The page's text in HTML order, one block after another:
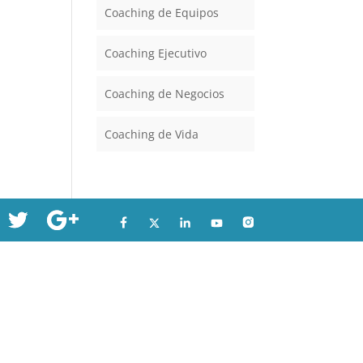
Coaching de Equipos
Coaching Ejecutivo
Coaching de Negocios
Coaching de Vida